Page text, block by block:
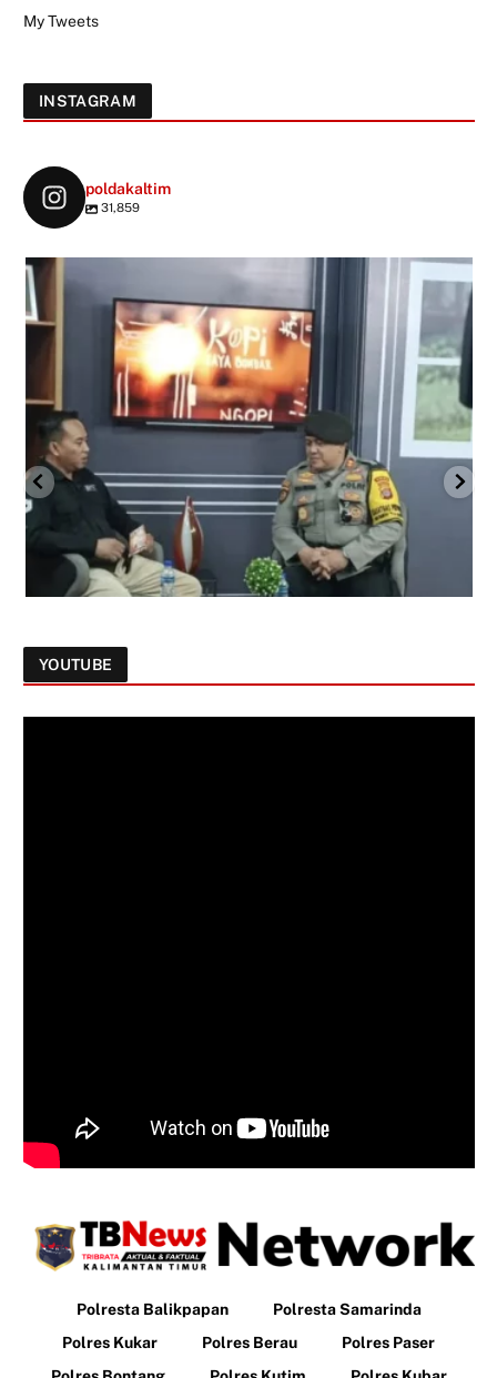
My Tweets
INSTAGRAM
poldakaltim
31,859
YOUTUBE
Polresta Balikpapan
Polresta Samarinda
Polres Kukar
Polres Berau
Polres Paser